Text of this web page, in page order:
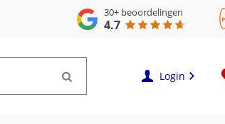
30+ beoordelingen
4.7
Login